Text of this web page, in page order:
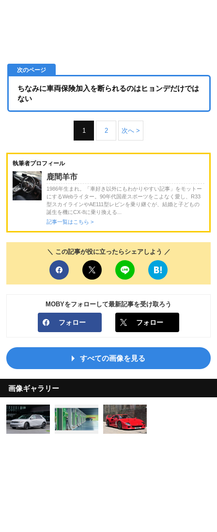
ちなみに車両保険加入を断られるのはヒョンデだけでは
ない
1 2 次へ >
執筆者プロフィール
鹿間羊市
1986年生まれ。「車好き以外にもわかりやすい記事」をモットー
にするWebライター。90年代国産スポーツをこよなく愛し、R33
型スカイラインやAE111型レビンを乗り継ぐが、結婚と子どもの
誕生を機にCX-8に乗り換える...
記事一覧はこちら >
＼ この記事が役に立ったらシェアしよう ／
MOBYをフォローして最新記事を受け取ろう
フォロー フォロー
すべての画像を見る
画像ギャラリー